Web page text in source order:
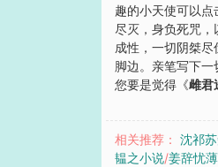
趣的小天使可以
尽灭，身负死咒
成性，一切阴桀
脚边。亲笔写下
您要是觉得《雌君
相关推荐：沈祁
韫之小说/姜辞忧